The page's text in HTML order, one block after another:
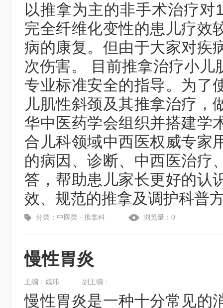
以推拿为主的非手术治疗
完全纤维化变性的患儿疗效
病的康复。但由于大家对疾
次伤害。 目前推拿治疗小
专业标准安全的指导。为了
儿肌性斜颈及其推拿治疗，
华中医药学会组织并搭建学
合儿科领域中西医权威专家
的病因、诊断、中西医治疗
答，帮助患儿家长更好的认
效、规范的推拿及调护科普
分类：中医类 - 推拿科 浏览量：0
慢性胃炎
主编：魏玮 副主编：
慢性胃炎是一种十分常见的